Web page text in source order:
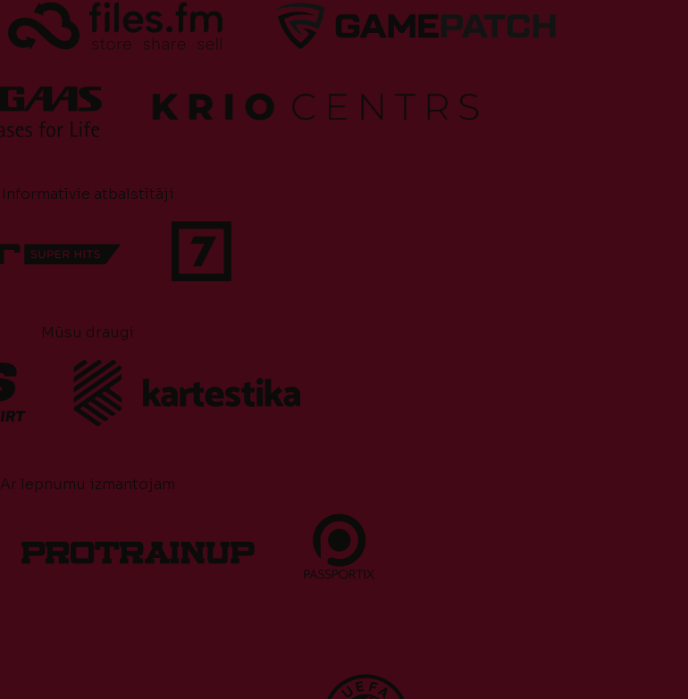
Informatīvie atbalstītāji
Mūsu draugi
Ar lepnumu izmantojam